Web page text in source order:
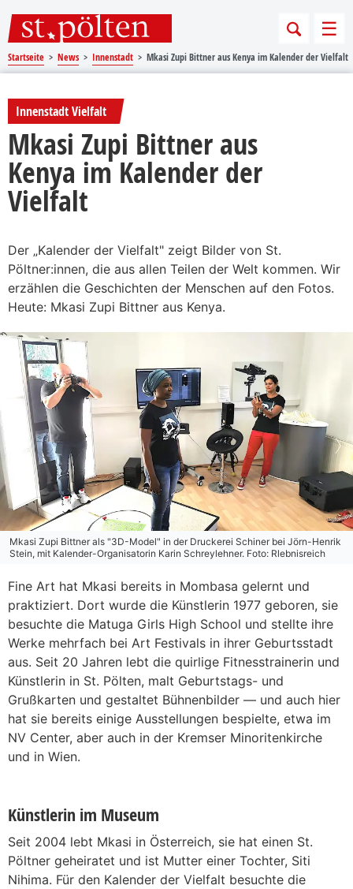
Startseite News Innenstadt Mkasi Zupi Bittner aus Kenya im Kalender der Vielfalt
Innenstadt Vielfalt
Mkasi Zupi Bittner aus
Kenya im Kalender der
Vielfalt
Der „Kalender der Vielfalt" zeigt Bilder von St.
Pöltner:innen, die aus allen Teilen der Welt kommen. Wir
erzählen die Geschichten der Menschen auf den Fotos.
Heute: Mkasi Zupi Bittner aus Kenya.
Mkasi Zupi Bittner als "3D-Model" in der Druckerei Schiner bei Jörn-Henrik
Stein, mit Kalender-Organisatorin Karin Schreylehner. Foto: Rlebnisreich
Fine Art hat Mkasi bereits in Mombasa gelernt und
praktiziert. Dort wurde die Künstlerin 1977 geboren, sie
besuchte die Matuga Girls High School und stellte ihre
Werke mehrfach bei Art Festivals in ihrer Geburtsstadt
aus. Seit 20 Jahren lebt die quirlige Fitnesstrainerin und
Künstlerin in St. Pölten, malt Geburtstags- und
Grußkarten und gestaltet Bühnenbilder — und auch hier
hat sie bereits einige Ausstellungen bespielte, etwa im
NV Center, aber auch in der Kremser Minoritenkirche
und in Wien.
Künstlerin im Museum
Seit 2004 lebt Mkasi in Österreich, sie hat einen St.
Pöltner geheiratet und ist Mutter einer Tochter, Siti
Nihima. Für den Kalender der Vielfalt besuchte die